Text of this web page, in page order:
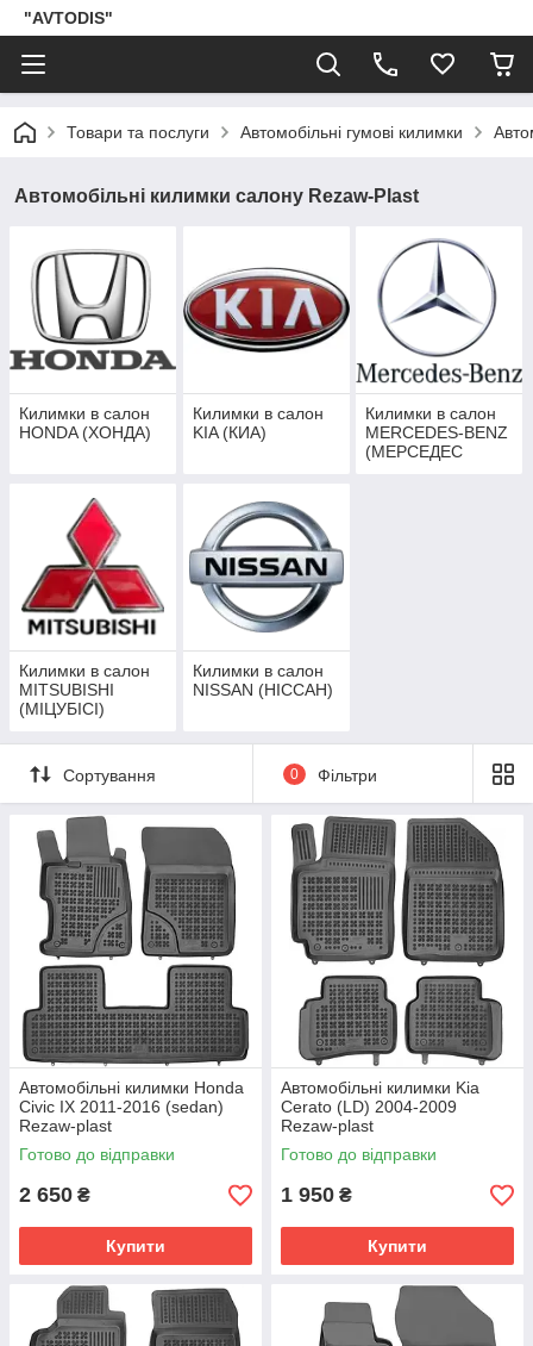
"AVTODIS"
Товари та послуги Автомобільні гумові килимки
Автомобільні килимки салону Rezaw-Plast
Килимки в салон
HONDA (ХОНДА)
Килимки в салон
KIA (КИА)
Килимки в салон
MERCEDES-BENZ
(МЕРСЕДЕС
Килимки в салон
MITSUBISHI
(МІЦУБІСІ)
Килимки в салон
NISSAN (НІССАН)
Сортування 0 Фільтри
Автомобільні килимки Honda
Civic IX 2011-2016 (sedan)
Rezaw-plast
Готово до відправки
2 650 ₴
Купити
Автомобільні килимки Kia
Cerato (LD) 2004-2009
Rezaw-plast
Готово до відправки
1 950 ₴
Купити